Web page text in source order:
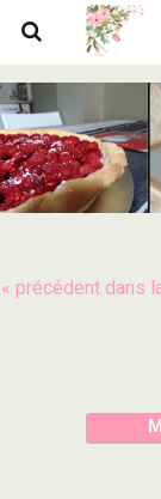
« précédent dans